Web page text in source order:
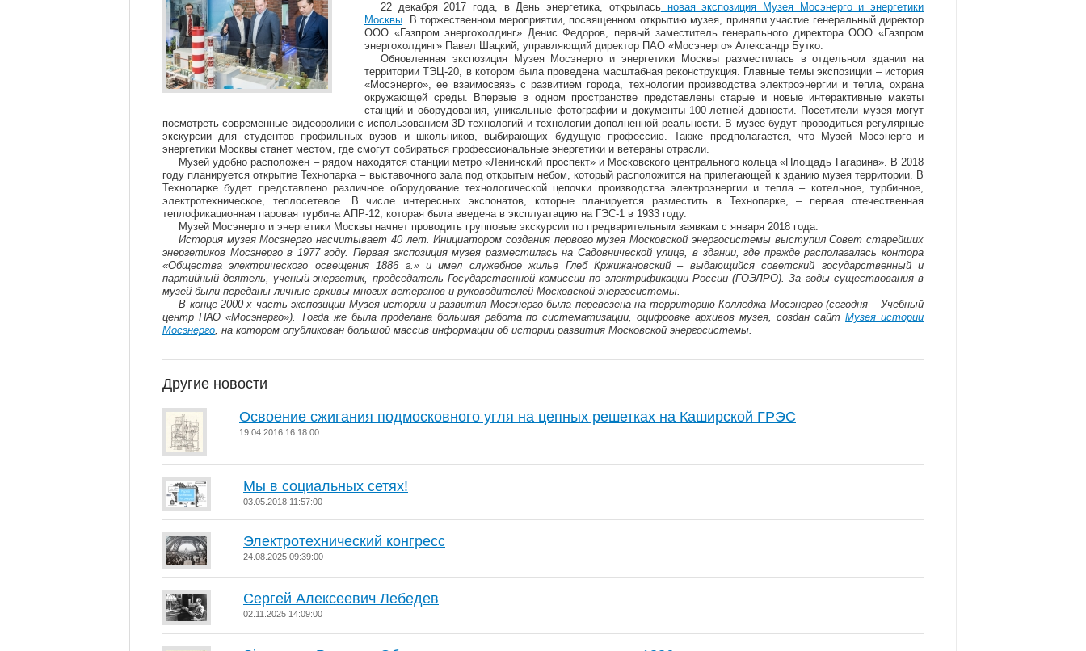
22 декабря 2017 года, в День энергетика, открыласьновая экспозиция Музея Мосэнерго и энергетики
Москвы. В торжественном мероприятии, посвященном открытию музея, приняли участие генеральный директор
ООО «Газпром энергохолдинг» Денис Федоров, первый заместитель генерального директора ООО «Газпром
энергохолдинг» Павел Шацкий, управляющий директор ПАО «Мосэнерго» Александр Бутко.
Обновленная экспозиция Музея Мосэнерго и энергетики Москвы разместилась в отдельном здании на
территории ТЭЦ-20, в котором была проведена масштабная реконструкция. Главные темы экспозиции – история
«Мосэнерго», ее взаимосвязь с развитием города, технологии производства электроэнергии и тепла, охрана
окружающей среды. Впервые в одном пространстве представлены старые и новые интерактивные макеты
станций и оборудования, уникальные фотографии и документы 100-летней давности. Посетители музея могут
посмотреть современные видеоролики с использованием 3D-технологий и технологии дополненной реальности. В музее будут проводиться регулярные
экскурсии для студентов профильных вузов и школьников, выбирающих будущую профессию. Также предполагается, что Музей Мосэнерго и
энергетики Москвы станет местом, где смогут собираться профессиональные энергетики и ветераны отрасли.
Музей удобно расположен – рядом находятся станции метро «Ленинский проспект» и Московского центрального кольца «Площадь Гагарина». В 2018
году планируется открытие Технопарка – выставочного зала под открытым небом, который расположится на прилегающей к зданию музея территории. В
Технопарке будет представлено различное оборудование технологической цепочки производства электроэнергии и тепла – котельное, турбинное,
электротехническое, теплосетевое. В числе интересных экспонатов, которые планируется разместить в Технопарке, – первая отечественная
теплофикационная паровая турбина АПР-12, которая была введена в эксплуатацию на ГЭС-1 в 1933 году.
Музей Мосэнерго и энергетики Москвы начнет проводить групповые экскурсии по предварительным заявкам с января 2018 года.
История музея Мосэнерго насчитывает 40 лет. Инициатором создания первого музея Московской энергосистемы выступил Совет старейших
энергетиков Мосэнерго в 1977 году. Первая экспозиция музея разместилась на Садовнической улице, в здании, где прежде располагалась контора
«Общества электрического освещения 1886 г.» и имел служебное жилье Глеб Кржижановский – выдающийся советский государственный и
партийный деятель, ученый-энергетик, председатель Государственной комиссии по электрификации России (ГОЭЛРО). За годы существования в
музей были переданы личные архивы многих ветеранов и руководителей Московской энергосистемы.
В конце 2000-х часть экспозиции Музея истории и развития Мосэнерго была перевезена на территорию Колледжа Мосэнерго (сегодня – Учебный
центр ПАО «Мосэнерго»). Тогда же была проделана большая работа по систематизации, оцифровке архивов музея, создан сайтМузея истории
Мосэнерго, на котором опубликован большой массив информации об истории развития Московской энергосистемы.
Другие новости
Освоение сжигания подмосковного угля на цепных решетках на Каширской ГРЭС
19.04.2016 16:18:00
Мы в социальных сетях!
03.05.2018 11:57:00
Электротехнический конгресс
24.08.2025 09:39:00
Сергей Алексеевич Лебедев
02.11.2025 14:09:00